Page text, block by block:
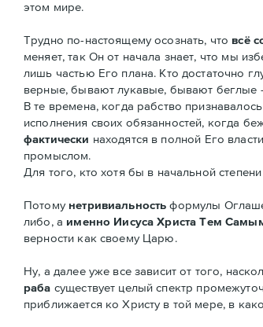
этом мире.
Трудно по-настоящему осознать, что всё
меняет, так Он от начала знает, что мы
лишь частью Его плана. Кто достаточно
верные, бывают лукавые, бывают беглые
В те времена, когда рабство
исполнения своих обязанностей, когда
фактически находятся в полной Его
промыслом.
Для того, кто хотя бы в начальной
Потому нетривиальность формулы
либо, а именно Иисуса Христа Тем
верности как своему Царю.
Ну, а далее уже все зависит от того,
раба существует целый спектр
приближается ко Христу в той мере, в